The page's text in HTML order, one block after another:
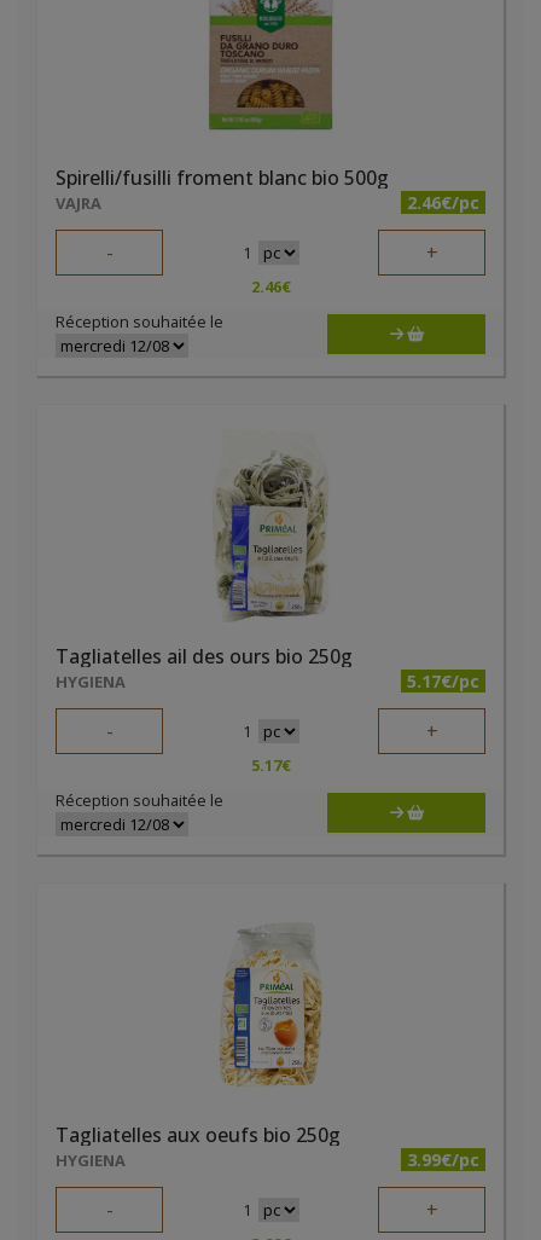
Spirelli/fusilli froment blanc bio 500g
VAJRA 2.46€/pc
- 1 +
2.46€
Réception souhaitée le
Tagliatelles ail des ours bio 250g
HYGIENA 5.17€/pc
- 1 +
5.17€
Réception souhaitée le
Tagliatelles aux oeufs bio 250g
HYGIENA 3.99€/pc
- 1 +